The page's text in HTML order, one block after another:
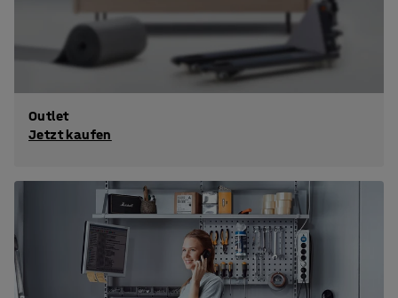
Outlet
Jetzt kaufen